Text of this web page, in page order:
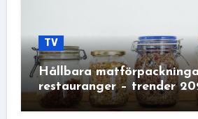
TV
Hållbara
restauranger – trender